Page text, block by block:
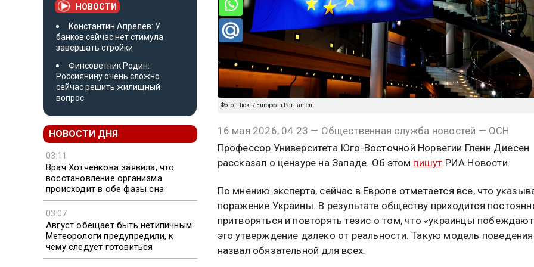
НОВОСТИ
Константин Апрелев: У
банков сейчас нет стимула
завершать стройки
Финсоветник Родин:
Россиянину очень сложно
сейчас решить жилищный
вопрос
НОВОСТИ ДНЯ
03:11
Врач Хотченкова заявила, что
восстановление организма
происходит в обе фазы сна
03:07
Август обещает быть нетипичным:
Метеорологи предупредили, к
чему следует готовиться
Фото: Flickr / European Parliament
16 мая 2026, 04:23 — Общественная служба новостей — ОСН
Профессор Университета Юго-Восточной Норвегии Гленн Диесен
рассказал о цензуре на Западе. Об этом пишут РИА Новости.
По мнению эксперта, сейчас в Европе отметается все, что
поражение Украины. В результате обществу приходится
притворяться и повторять тезис о том, что «украинцы
это утверждение далеко от реальности. Такую модель
назвал обязательной для всех.